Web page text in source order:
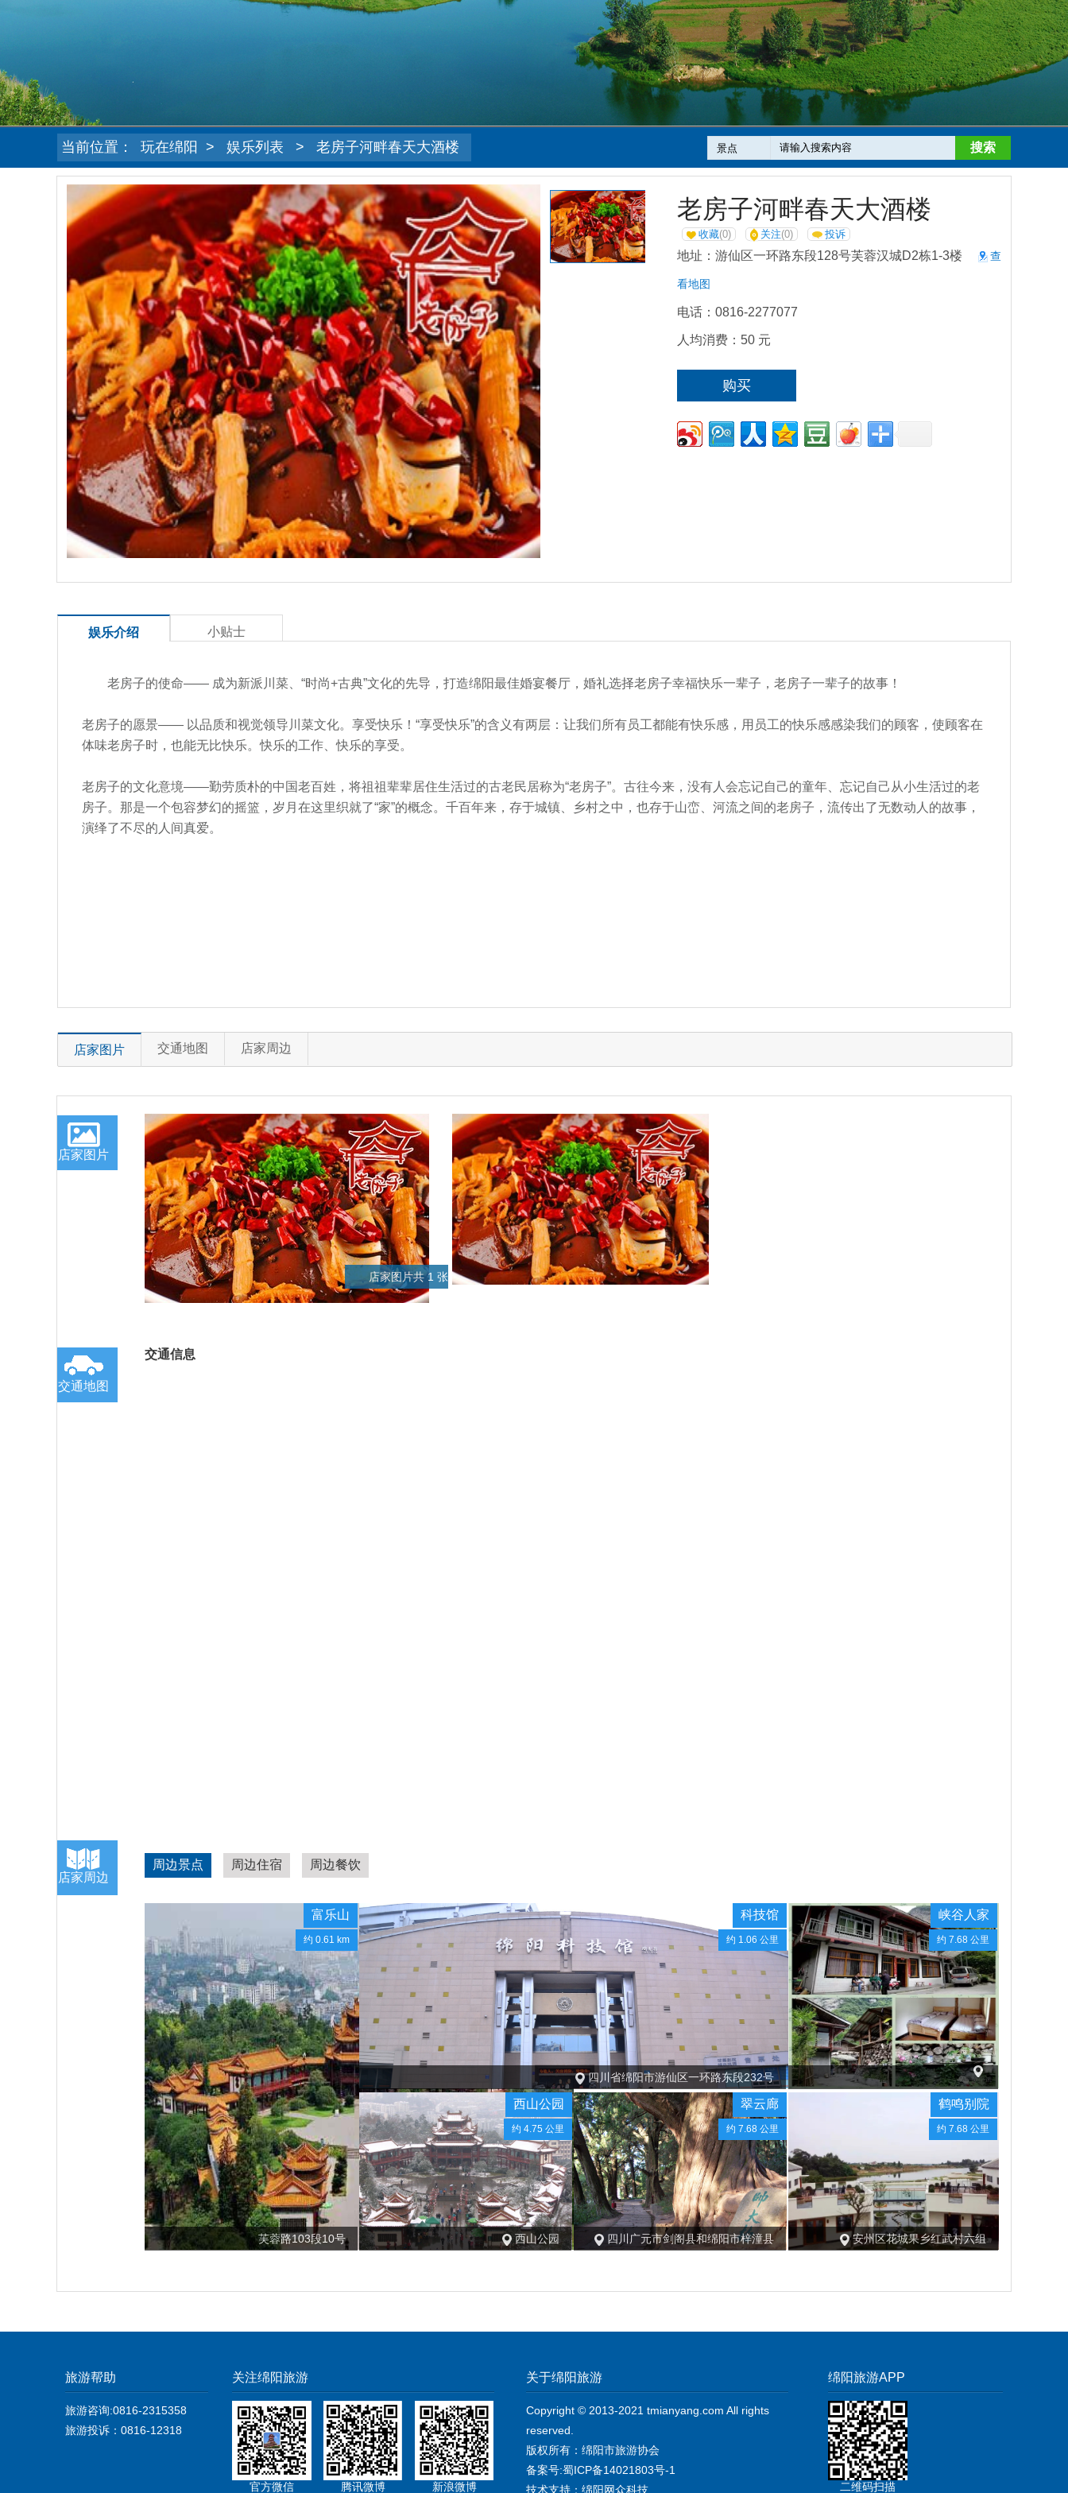
当前位置： 玩在绵阳 > 娱乐列表 > 老房子河畔春天大酒楼 搜索
老房子河畔春天大酒楼
收藏(0) 关注(0) 投诉
地址：游仙区一环路东段128号芙蓉汉城D2栋1-3楼 查
看地图
电话：0816-2277077
人均消费：50 元
购买
娱乐介绍 小贴士
老房子的使命—— 成为新派川菜、“时尚+古典”文化的先导，打造绵阳最佳婚宴餐厅，婚礼选择老房子幸福快乐一辈子，老房子一辈子的故事！
老房子的愿景—— 以品质和视觉领导川菜文化。享受快乐！“享受快乐”的含义有两层：让我们所有员工都能有快乐感，用员工的快乐感感染我们的顾客，使顾客在
体味老房子时，也能无比快乐。快乐的工作、快乐的享受。
老房子的文化意境——勤劳质朴的中国老百姓，将祖祖辈辈居住生活过的古老民居称为“老房子”。古往今来，没有人会忘记自己的童年、忘记自己从小生活过的老
房子。那是一个包容梦幻的摇篮，岁月在这里织就了“家”的概念。千百年来，存于城镇、乡村之中，也存于山峦、河流之间的老房子，流传出了无数动人的故事，
演绎了不尽的人间真爱。
店家图片 交通地图 店家周边
店家图片
店家图片共 1 张
交通地图
交通信息
店家周边
周边景点 周边住宿 周边餐饮
富乐山
约 0.61 km
芙蓉路103段10号
科技馆
约 1.06 公里
四川省绵阳市游仙区一环路东段232号
西山公园
约 4.75 公里
西山公园
翠云廊
约 7.68 公里
四川广元市剑阁县和绵阳市梓潼县
峡谷人家
约 7.68 公里
鹤鸣别院
约 7.68 公里
安州区花城果乡红武村六组
旅游帮助
旅游咨询:0816-2315358
旅游投诉：0816-12318
关注绵阳旅游
官方微信 腾讯微博 新浪微博
关于绵阳旅游
Copyright © 2013-2021 tmianyang.com All rights
reserved.
版权所有：绵阳市旅游协会
备案号:蜀ICP备14021803号-1
技术支持：绵阳网众科技
绵阳旅游APP
二维码扫描